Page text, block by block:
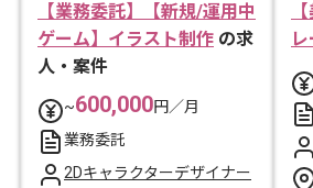
【業務委託】【新規/運用中
ゲーム】イラスト制作 の求
人・案件
~600,000円／月
業務委託
2Dキャラクターデザイナー